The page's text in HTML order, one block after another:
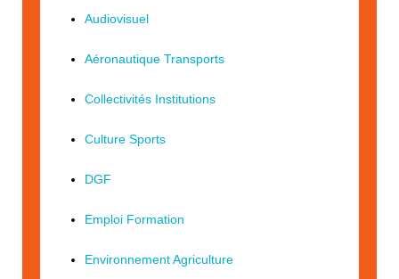
Audiovisuel
Aéronautique Transports
Collectivités Institutions
Culture Sports
DGF
Emploi Formation
Environnement Agriculture